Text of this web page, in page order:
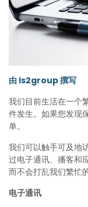
由 ls2group 撰写
我们目前生活在一个
件发生。如果您发现
单。
我们可以触手可及地
过电子通讯、播客和
而不会打乱我们繁忙
电子通讯